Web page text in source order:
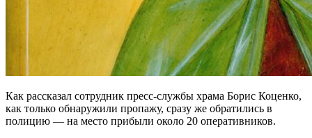
Как рассказал сотрудник пресс-службы храма Борис Коценко,
как только обнаружили пропажу, сразу же обратились в
полицию — на место прибыли около 20 оперативников.